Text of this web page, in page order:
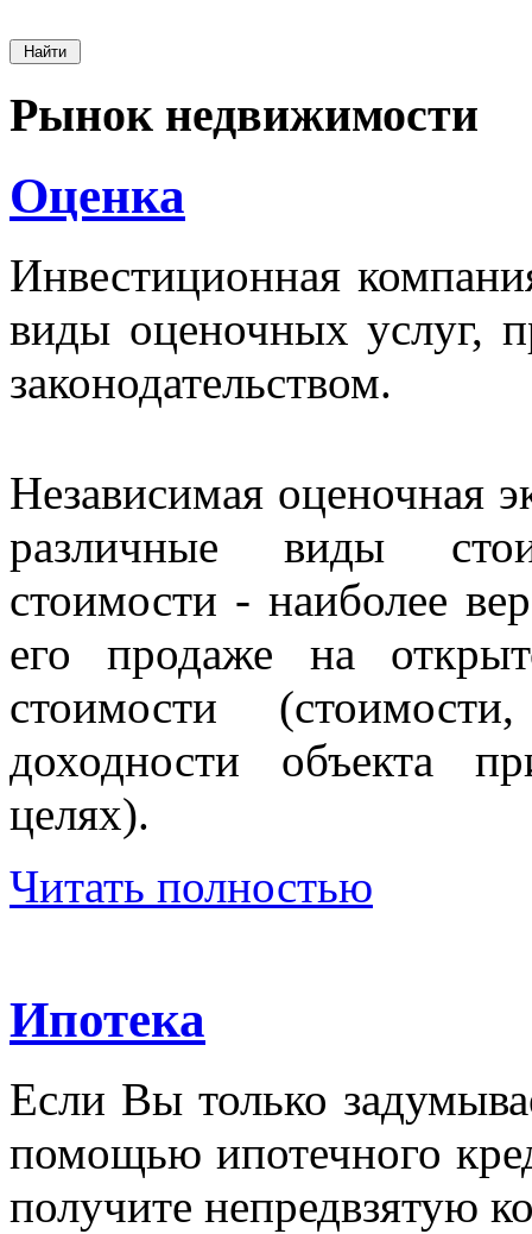
Рынок недвижимости
Оценка
Инвестиционная
виды оценочных услуг,
законодательством.
Независимая оценочная
различные виды
стоимости - наиболее
его продаже на
стоимости
доходности объекта
целях).
Читать полностью
Ипотека
Если Вы только
помощью ипотечного
получите непредвзятую